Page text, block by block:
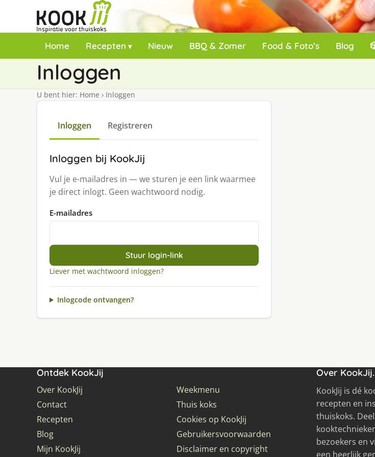
Home Recepten Nieuw BBQ & Zomer Food & Foto’s Blog
Inloggen
U bent hier: Home › Inloggen
Inloggen Registreren
Inloggen bij KookJij
Vul je e-mailadres in — we sturen je een link waarmee
je direct inlogt. Geen wachtwoord nodig.
E-mailadres
Stuur login-link
Liever met wachtwoord inloggen?
Inlogcode ontvangen?
Ontdek KookJij
Over KookJij
Contact
Recepten
Blog
Mijn KookJij
Weekmenu
Thuis koks
Cookies op KookJij
Gebruikersvoorwaarden
Disclaimer en copyright
Over
KookJij is dé
recepten en
thuiskoks.
bezoekers en
een heerlijk